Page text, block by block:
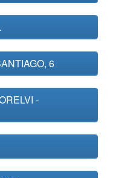
6
-